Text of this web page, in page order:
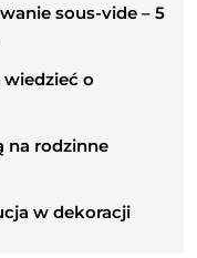
sous-vide – 5
o
na rodzinne
w dekoracji